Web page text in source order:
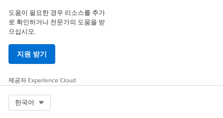
도움이 필요한 경우 리소스를 추가
로 확인하거나 전문가의 도움을 받
으십시오.
지원 받기
제공자 Experience Cloud
한국어